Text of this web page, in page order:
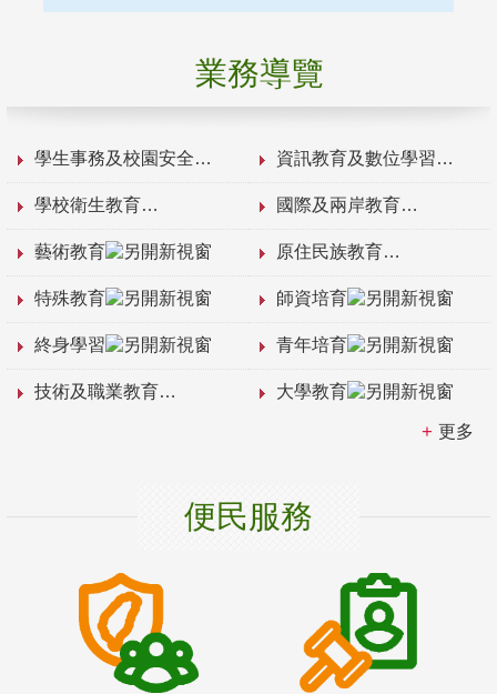
業務導覽
學生事務及校園安全 資訊教育及數位學習
學校衛生教育 國際及兩岸教育
藝術教育 原住民族教育
特殊教育 師資培育
終身學習 青年培育
技術及職業教育 大學教育
更多
便民服務